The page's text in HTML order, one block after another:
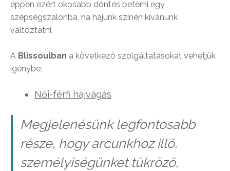
éppen ezért okosabb döntés betérni egy
szépségszalonba, ha hajunk színén kívánunk
változtatni.
A Blissoulban a következő szolgáltatásokat vehetjük
igénybe:
Női-férfi hajvágás
Megjelenésünk legfontosabb
része, hogy arcunkhoz illő,
személyiségünket tükröző,